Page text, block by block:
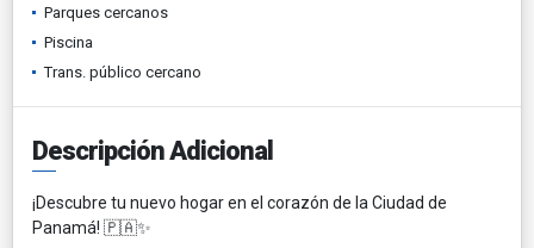
Parques cercanos
Piscina
Trans. público cercano
Descripción Adicional
¡Descubre tu nuevo hogar en el corazón de la Ciudad de
Panamá! 🇵🇦✨